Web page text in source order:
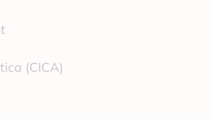
(CICA)